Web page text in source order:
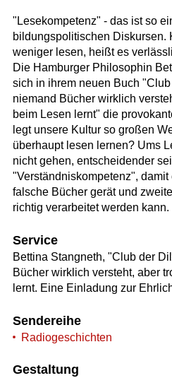
"Lesekompetenz" - das ist so
bildungspolitischen Diskursen.
weniger lesen, heißt es
Die Hamburger Philosophin
sich in ihrem neuen Buch
niemand Bücher wirklich
beim Lesen lernt" die
legt unsere Kultur so großen
überhaupt lesen lernen? Ums
nicht gehen, entscheidender
"Verständniskompetenz",
falsche Bücher gerät und
richtig verarbeitet werden kann.
Service
Bettina Stangneth, "Club der
Bücher wirklich versteht, aber
lernt. Eine Einladung zur
Sendereihe
Radiogeschichten
Gestaltung